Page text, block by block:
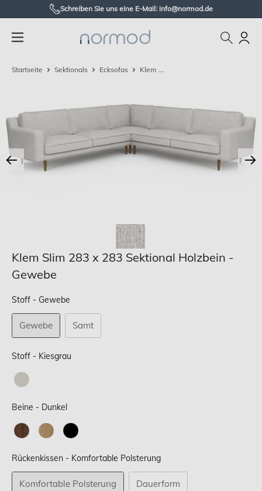
springen
Schreiben Sie uns eine E-Mail: info@normod.de
Normod
Startseite Sektionals Ecksofas Klem ...
Klem Slim 283 x 283 Sektional Holzbein -
Gewebe
Stoff - Gewebe
Gewebe Samt
Stoff
Stoff - Kiesgrau
Beine - DunkelBeine
Rückenkissen - Komfortable PolsterungRückenkissen
Komfortable Polsterung Dauerform